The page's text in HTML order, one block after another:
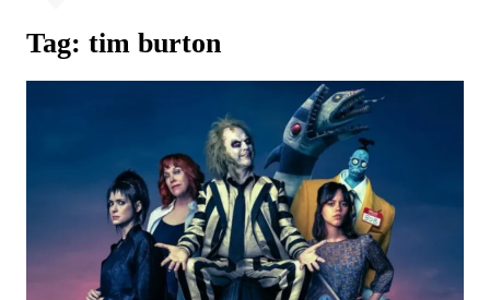
Tag: tim burton